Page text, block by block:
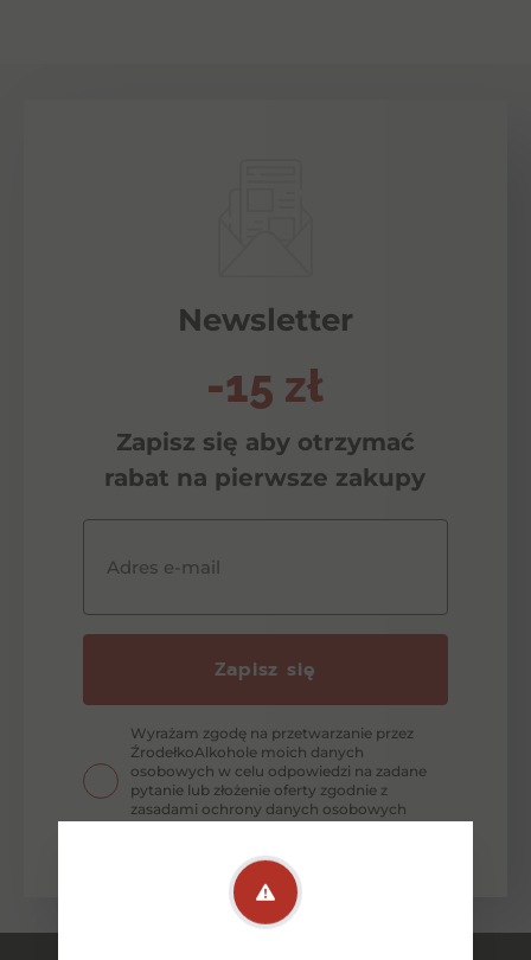
Newsletter
-15 zł
Zapisz się aby otrzymać
rabat na pierwsze zakupy
Adres e-mail
Zapisz się
Wyrażam zgodę na przetwarzanie przez
ŹrodełkoAlkohole moich danych
osobowych w celu odpowiedzi na zadane
pytanie lub złożenie oferty zgodnie z
zasadami ochrony danych osobowych
wyrażonych w Polityce Prywatności.